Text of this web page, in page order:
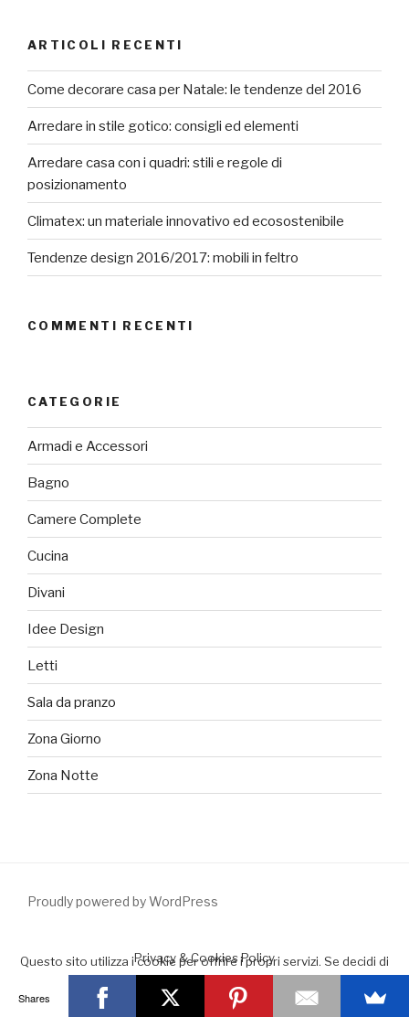
ARTICOLI RECENTI
Come decorare casa per Natale: le tendenze del 2016
Arredare in stile gotico: consigli ed elementi
Arredare casa con i quadri: stili e regole di
posizionamento
Climatex: un materiale innovativo ed ecosostenibile
Tendenze design 2016/2017: mobili in feltro
COMMENTI RECENTI
CATEGORIE
Armadi e Accessori
Bagno
Camere Complete
Cucina
Divani
Idee Design
Letti
Sala da pranzo
Zona Giorno
Zona Notte
Proudly powered by WordPress
Questo sito utilizza i cookie per offrire i propri servizi. Se decidi di
Accept
Leggimi
Privacy & Cookies Policy
Shares